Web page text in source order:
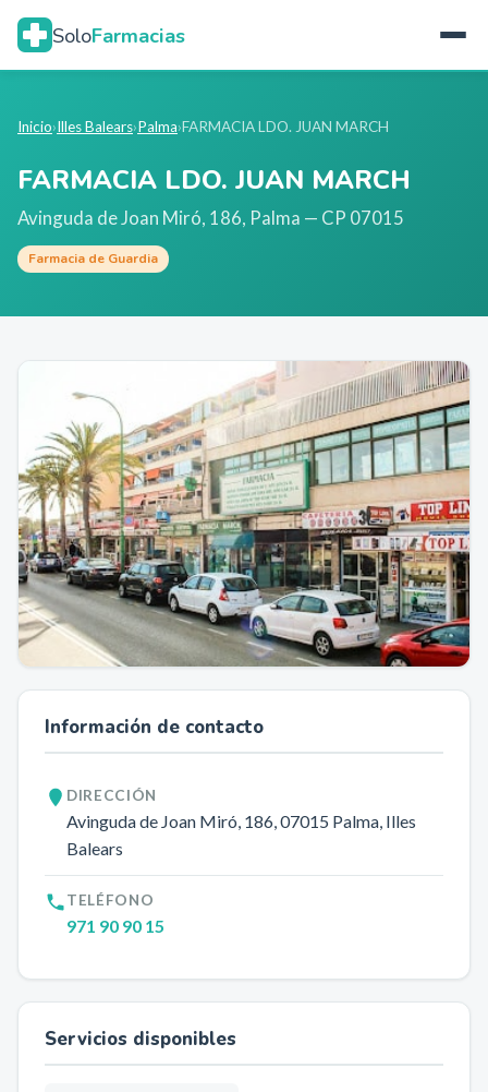
SoloFarmacias
Inicio›Illes Balears›Palma›FARMACIA LDO. JUAN MARCH
FARMACIA LDO. JUAN MARCH
Avinguda de Joan Miró, 186, Palma — CP 07015
Farmacia de Guardia
Información de contacto
DIRECCIÓN
Avinguda de Joan Miró, 186, 07015 Palma, Illes
Balears
TELÉFONO
971 90 90 15
Servicios disponibles